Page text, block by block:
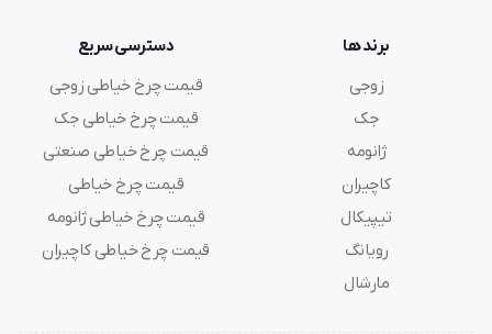
مناسب دوخت‌های حساس و ظریف
این دقت در تولید تیشرت و لباس‌های ورزشی بسیار مهم
سازگاری با انواع بایندر
برند ها
زوجی
جک
ژانومه
کاچیران
تیپیکال
رویانگ
مارشال
دسترسی سریع
قیمت چرخ خیاطی زوجی
قیمت چرخ خیاطی جک
قیمت چرخ خیاطی صنعتی
قیمت چرخ خیاطی
قیمت چرخ خیاطی ژانومه
قیمت چرخ خیاطی کاچیران